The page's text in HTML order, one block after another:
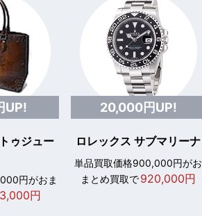
UP!
ゥジュー
円がおま
円
20,000円UP!
ロレックス サブマリーナ
単品買取価格900,000円がお
まとめ買取で920,000円